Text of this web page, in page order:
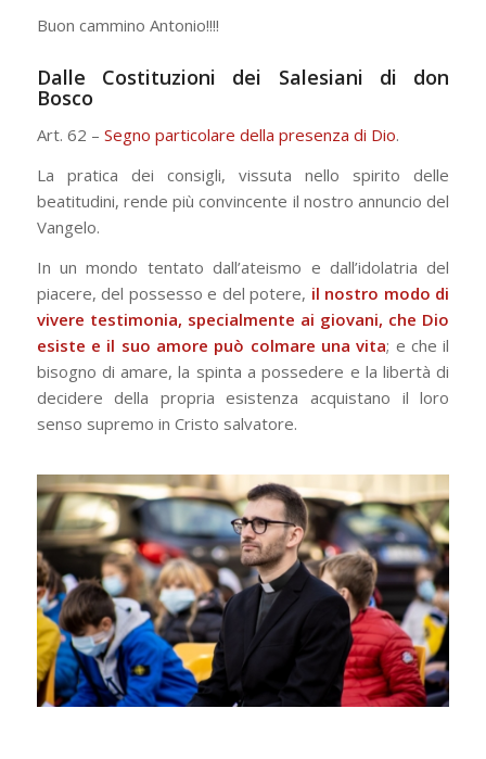
Buon cammino Antonio!!!!
Dalle Costituzioni dei Salesiani di don
Bosco
Art. 62 – Segno particolare della presenza di Dio.
La pratica dei consigli, vissuta nello spirito delle
beatitudini, rende più convincente il nostro annuncio del
Vangelo.
In un mondo tentato dall’ateismo e dall’idolatria del
piacere, del possesso e del potere, il nostro modo di
vivere testimonia, specialmente ai giovani, che Dio
esiste e il suo amore può colmare una vita; e che il
bisogno di amare, la spinta a possedere e la libertà di
decidere della propria esistenza acquistano il loro
senso supremo in Cristo salvatore.